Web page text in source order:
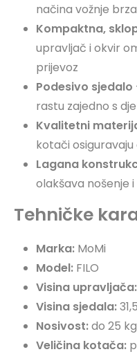
načina vožnje
Kompaktna,
upravljač i okvir
prijevoz
Podesivo sjedalo
rastu zajedno s
Kvalitetni
kotači
Lagana
olakšava nošenje
Tehničke
Marka: MoMi
Model: FILO
Visina upravljača:
Visina sjedala:
Nosivost:do 25 kg
Veličina kotača: